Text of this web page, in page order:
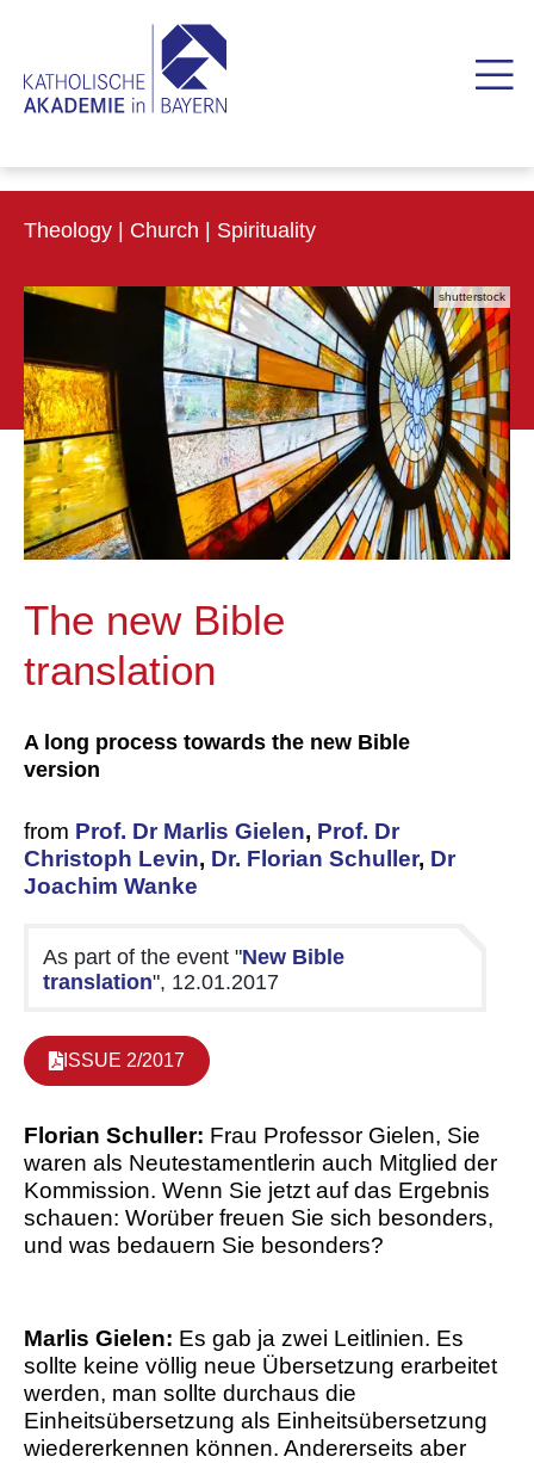
Theology | Church | Spirituality
The new Bible
translation
A long process towards the new Bible
version
from Prof. Dr Marlis Gielen, Prof. Dr
Christoph Levin, Dr. Florian Schuller, Dr
Joachim Wanke
As part of the event "New Bible
translation", 12.01.2017
ISSUE 2/2017
shutterstock
Florian Schuller: Frau Professor Gielen, Sie
waren als Neutestamentlerin auch Mitglied der
Kommission. Wenn Sie jetzt auf das Ergebnis
schauen: Worüber freuen Sie sich besonders,
und was bedauern Sie besonders?
Marlis Gielen: Es gab ja zwei Leitlinien. Es
sollte keine völlig neue Übersetzung erarbeitet
werden, man sollte durchaus die
Einheitsübersetzung als Einheitsübersetzung
wiedererkennen können. Andererseits aber